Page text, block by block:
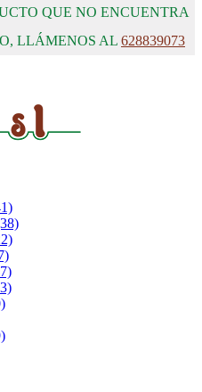
QUE NO ENCUENTRA
LLÁMENOS AL 628839073